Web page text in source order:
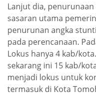
Lanjut dia,
sasaran utama
penurunan angka
pada perencanaan.
Lokus hanya 4 kab/
sekarang ini 15 kab/
menjadi lokus untuk
termasuk di Kota